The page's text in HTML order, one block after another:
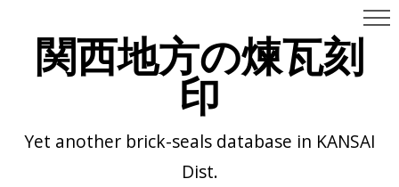
関西地方の煉瓦刻
印
Yet another brick-seals database in KANSAI
Dist.